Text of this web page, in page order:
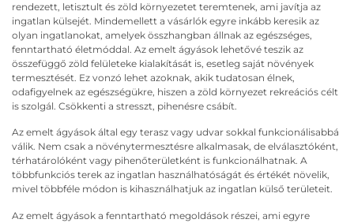
rendezett, letisztult és zöld környezetet teremtenek, ami javítja az
ingatlan külsejét. Mindemellett a vásárlók egyre inkább keresik az
olyan ingatlanokat, amelyek összhangban állnak az egészséges,
fenntartható életmóddal. Az emelt ágyások lehetővé teszik az
összefüggő zöld felületeke kialakítását is, esetleg saját növények
termesztését. Ez vonzó lehet azoknak, akik tudatosan élnek,
odafigyelnek az egészségükre, hiszen a zöld környezet rekreációs célt
is szolgál. Csökkenti a stresszt, pihenésre csábít.
Az emelt ágyások által egy terasz vagy udvar sokkal funkcionálisabbá
válik. Nem csak a növénytermesztésre alkalmasak, de elválasztóként,
térhatárolóként vagy pihenőterületként is funkcionálhatnak. A
többfunkciós terek az ingatlan használhatóságát és értékét növelik,
mivel többféle módon is kihasználhatjuk az ingatlan külső területeit.
Az emelt ágyások a fenntartható megoldások részei, ami egyre